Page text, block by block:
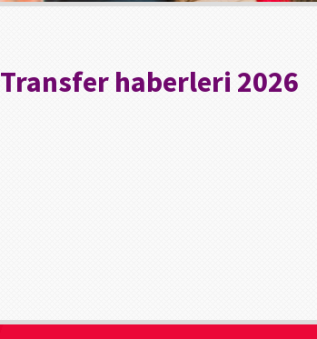
Transfer haberleri 2026